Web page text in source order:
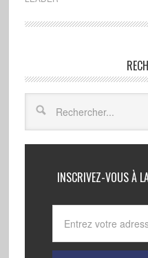
INSCRIVEZ-VOUS À